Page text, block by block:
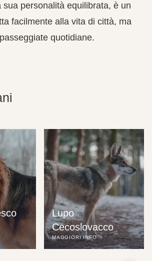
sua personalità equilibrata, è un
facilmente alla vita di città, ma
quotidiane.
Lupo
Cecoslovacco
MAGGIORI INFO